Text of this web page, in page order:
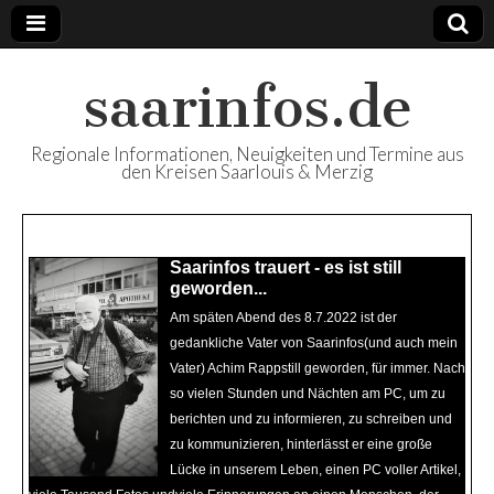
saarinfos.de
Regionale Informationen, Neuigkeiten und Termine aus
den Kreisen Saarlouis & Merzig
Saarinfos trauert - es ist still
geworden...
Am späten Abend des 8.7.2022 ist der
gedankliche Vater von Saarinfos(und auch mein
Vater) Achim Rappstill geworden, für immer. Nach
so vielen Stunden und Nächten am PC, um zu
berichten und zu informieren, zu schreiben und
zu kommunizieren, hinterlässt er eine große
Lücke in unserem Leben, einen PC voller Artikel,
Saarinfos Plus - Ausgabe 64
Juni Juli 22 ist nun online
Mit Saarinfos Plus - Ausgabe 64 Juni Juli
22 - Ihr Regionalmagazin für die Kreise
Saarlouis & Merzig - steht unser Magazin
diesmal auch wieder in digitaler Version -
neben der Print-Ausgabe, die zur Zeit an
öffentlichen Stellen in den Landkreisen zur
Mitnahme bereit liegen - zum online